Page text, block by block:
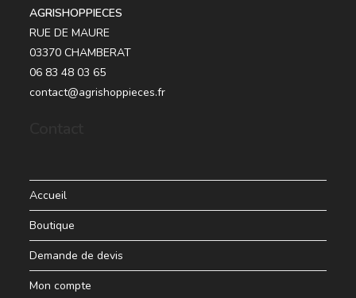
AGRISHOPPIECES
RUE DE MAURE
03370 CHAMBERAT
06 83 48 03 65
contact@agrishoppieces.fr
Accueil
Boutique
Demande de devis
Mon compte